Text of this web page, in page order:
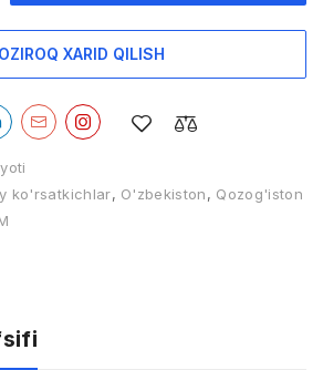
XARID QILISH
ko'rsatkichlar, O'zbekiston, Qozog'iston